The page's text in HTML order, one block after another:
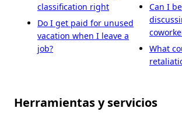
classification right
Do I get paid for unused
vacation when I leave a
job?
Can I
What
Herramientas y servicios